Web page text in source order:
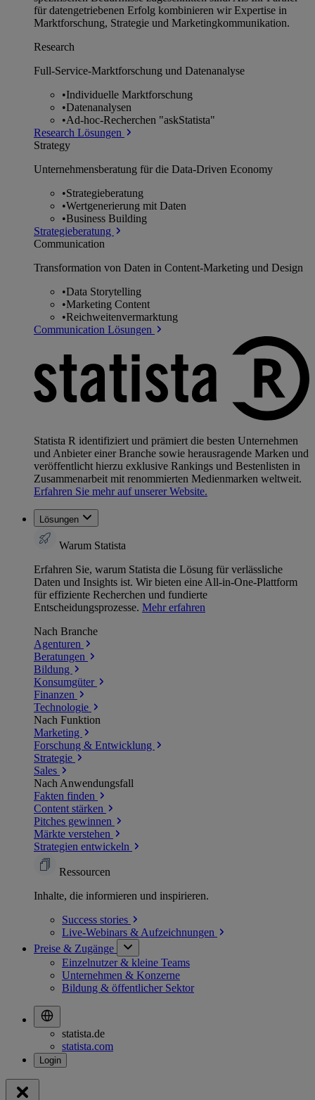
für datengetriebenen Erfolg kombinieren wir Expertise in
Marktforschung, Strategie und Marketingkommunikation.
Research
Full-Service-Marktforschung und Datenanalyse
•Individuelle Marktforschung
•Datenanalysen
•Ad-hoc-Recherchen "askStatista"
Research Lösungen
Strategy
Unternehmens­beratung für die Data-Driven Economy
•Strategieberatung
•Wertgenerierung mit Daten
•Business Building
Strategieberatung
Communication
Transformation von Daten in Content-Marketing und Design
•Data Storytelling
•Marketing Content
•Reichweitenvermarktung
Communication Lösungen
Statista R identifiziert und prämiert die besten Unternehmen
und Anbieter einer Branche sowie herausragende Marken und
veröffentlicht hierzu exklusive Rankings und Bestenlisten in
Zusammenarbeit mit renommierten Medienmarken weltweit.
Erfahren Sie mehr auf unserer Website.
Lösungen
Warum Statista
Erfahren Sie, warum Statista die Lösung für verlässliche
Daten und Insights ist. Wir bieten eine All-in-One-Plattform
für effiziente Recherchen und fundierte
Entscheidungsprozesse. Mehr erfahren
Nach Branche
Agenturen
Beratungen
Bildung
Konsumgüter
Finanzen
Technologie
Nach Funktion
Marketing
Forschung & Entwicklung
Strategie
Sales
Nach Anwendungsfall
Fakten finden
Content stärken
Pitches gewinnen
Märkte verstehen
Strategien entwickeln
Ressourcen
Inhalte, die informieren und inspirieren.
Success stories
Live-Webinars & Aufzeichnungen
Preise & Zugänge
Einzelnutzer & kleine Teams
Unternehmen & Konzerne
Bildung & öffentlicher Sektor
statista.de
statista.com